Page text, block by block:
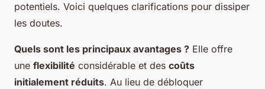
potentiels. Voici quelques clarifications pour dissiper
les doutes.
Quels sont les principaux avantages ? Elle offre
une flexibilité considérable et des coûts
initialement réduits. Au lieu de débloquer